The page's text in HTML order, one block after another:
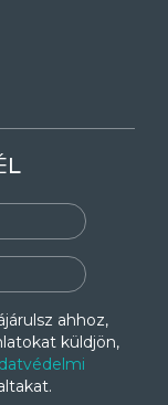
ahhoz,
küldjön,